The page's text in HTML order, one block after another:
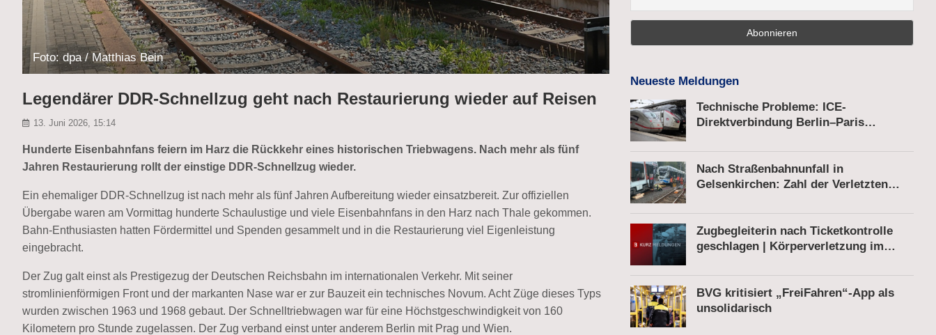
Foto: dpa / Matthias Bein
Legendärer DDR-Schnellzug geht nach Restaurierung wieder auf Reisen
13. Juni 2026, 15:14
Hunderte Eisenbahnfans feiern im Harz die Rückkehr eines historischen Triebwagens. Nach mehr als fünf
Jahren Restaurierung rollt der einstige DDR-Schnellzug wieder.
Ein ehemaliger DDR-Schnellzug ist nach mehr als fünf Jahren Aufbereitung wieder einsatzbereit. Zur offiziellen
Übergabe waren am Vormittag hunderte Schaulustige und viele Eisenbahnfans in den Harz nach Thale gekommen.
Bahn-Enthusiasten hatten Fördermittel und Spenden gesammelt und in die Restaurierung viel Eigenleistung
eingebracht.
Der Zug galt einst als Prestigezug der Deutschen Reichsbahn im internationalen Verkehr. Mit seiner
stromlinienförmigen Front und der markanten Nase war er zur Bauzeit ein technisches Novum. Acht Züge dieses Typs
wurden zwischen 1963 und 1968 gebaut. Der Schnelltriebwagen war für eine Höchstgeschwindigkeit von 160
Kilometern pro Stunde zugelassen. Der Zug verband einst unter anderem Berlin mit Prag und Wien.
Neueste Meldungen
Technische Probleme: ICE-
Direktverbindung Berlin–Paris
Nach Straßenbahnunfall in
Gelsenkirchen: Zahl der Verletzten
Zugbegleiterin nach Ticketkontrolle
geschlagen | Körperverletzung im
Pistole am Bahnhof
BVG kritisiert „FreiFahren“-App als
unsolidarisch